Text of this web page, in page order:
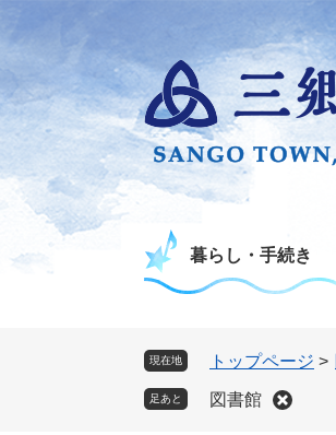
ー
の
先
で
ニ
ー
を
ば
暮らし・手続き
現在地 トップページ >
足あと 図書館